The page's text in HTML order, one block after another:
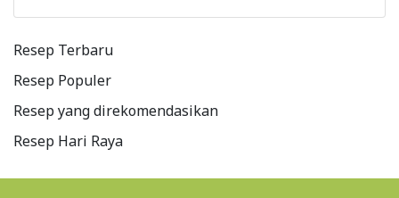
Resep Terbaru
Resep Populer
Resep yang direkomendasikan
Resep Hari Raya